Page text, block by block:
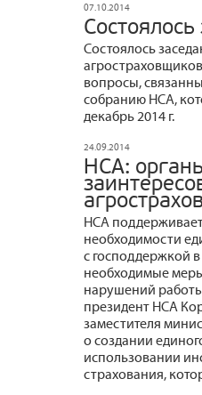
07.10.2014
Cостоялось
вопросы,
собранию НСА,
декабрь 2014 г.
24.09.2014
НСА:
НСА
необходимости
с господдержкой
необходимые
нарушений
президент НСА
заместителя
о создании
использовании
страхования,